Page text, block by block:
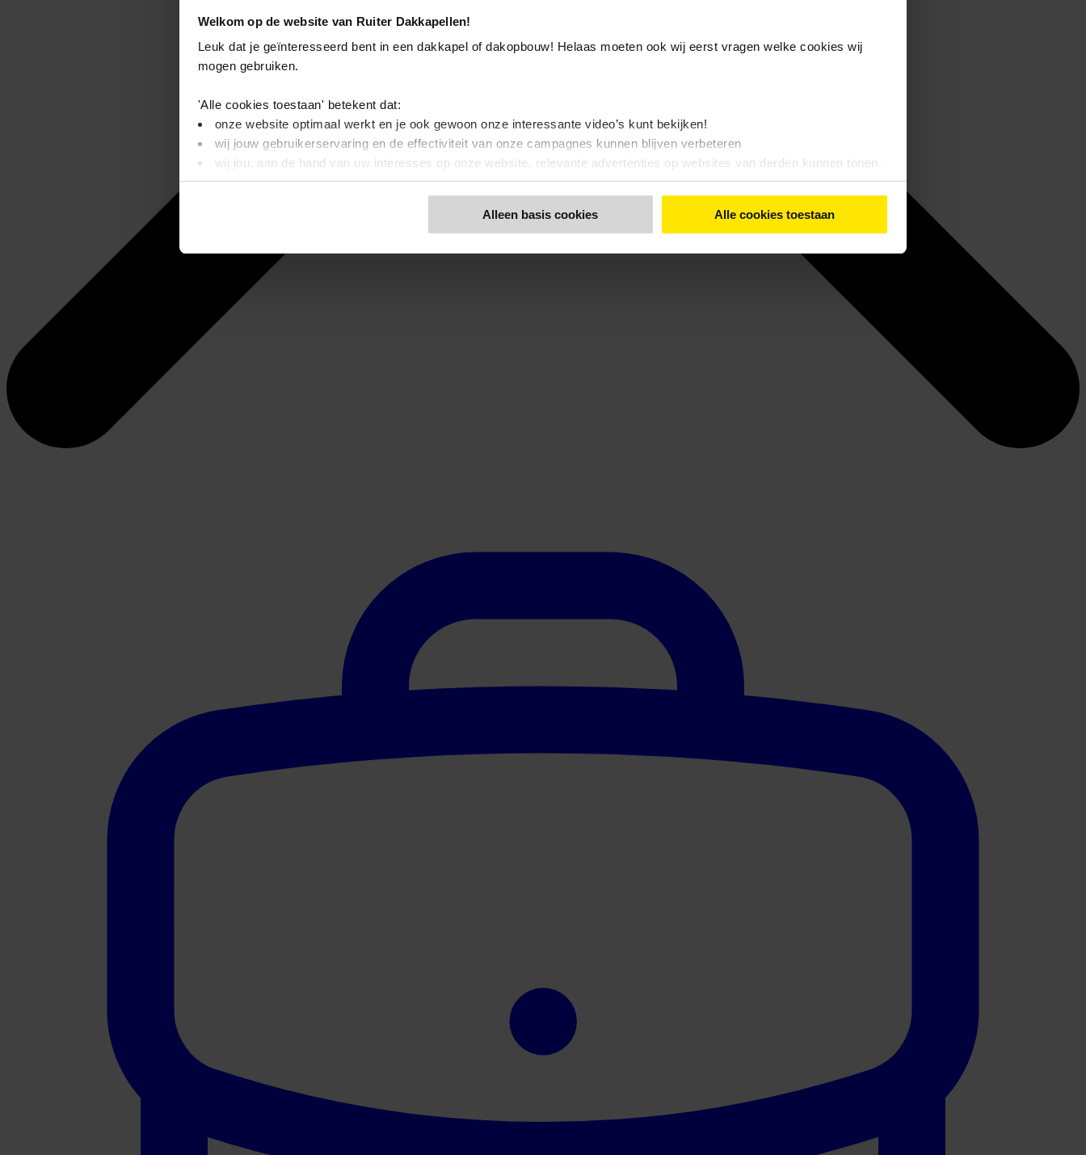
Welkom op de website van Ruiter Dakkapellen!
Leuk dat je geïnteresseerd bent in een dakkapel of dakopbouw! Helaas moeten ook wij eerst vragen welke cookies wij
mogen gebruiken.
'Alle cookies toestaan' betekent dat:
onze website optimaal werkt en je ook gewoon onze interessante video’s kunt bekijken!
wij jouw gebruikerservaring en de effectiviteit van onze campagnes kunnen blijven verbeteren
wij jou, aan de hand van uw interesses op onze website, relevante advertenties op websites van derden kunnen tonen.
je onze video’s niet kunt bekijken, zonde toch…?
Dit bericht verdwijnt zodra u een keuze maakt. Via de knop 'Details tonen' en de pagina '
' vindt u meer
informatie. Op deze pagina kunt u ook uw keuze aanpassen.
Alleen basis cookies Alle cookies toestaan